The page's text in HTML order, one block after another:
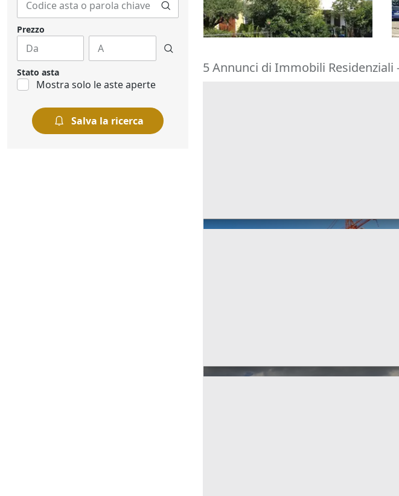
Prezzo
Stato asta
Mostra solo le aste aperte
Salva la ricerca
Montegrotto Terme (Padova)
20/10/2026
5 Annunci di Immobili Residenziali